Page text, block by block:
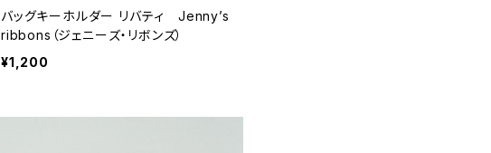
バッグキーホルダー リバティ Jenny’s
ribbons（ジェニーズ・リボンズ）
¥1,200